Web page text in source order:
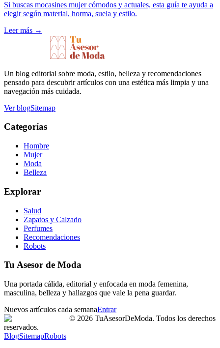
Si buscas mocasines mujer cómodos y actuales, esta guía te ayuda a
elegir según material, horma, suela y estilo.
Leer más →
Un blog editorial sobre moda, estilo, belleza y recomendaciones
pensado para descubrir artículos con una estética más limpia y una
navegación más cuidada.
Ver blogSitemap
Categorías
Hombre
Mujer
Moda
Belleza
Explorar
Salud
Zapatos y Calzado
Perfumes
Recomendaciones
Robots
Tu Asesor de Moda
Una portada cálida, editorial y enfocada en moda femenina,
masculina, belleza y hallazgos que vale la pena guardar.
Nuevos artículos cada semanaEntrar
© 2026 TuAsesorDeModa. Todos los derechos
reservados.
BlogSitemapRobots